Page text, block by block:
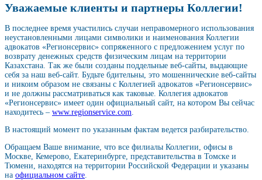
Уважаемые клиенты и партнеры Коллегии!
В последнее время участились случаи неправомерного использования
неустановленными лицами символики и наименования Коллегии
адвокатов «Регионсервис» сопряженного с предложением услуг по
возврату денежных средств физическим лицам на территории
Казахстана. Так же были созданы поддельные веб-сайты, выдающие
себя за наш веб-сайт. Будьте бдительны, это мошеннические веб-сайты
и никоим образом не связаны с Коллегией адвокатов «Регионсервис»
и не должны рассматриваться как таковые. Коллегия адвокатов
«Регионсервис» имеет один официальный сайт, на котором Вы сейчас
находитесь – www.regionservice.com
В настоящий момент по указанным фактам ведется разбирательство.
Обращаем Ваше внимание, что все филиалы Коллегии, офисы в
Москве, Кемерово, Екатеринбурге, представительства в Томске и
Тюмени, находятся на территории Российской Федерации и указаны
на официальном сайте